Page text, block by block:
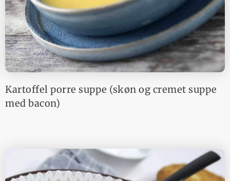
Kartoffel porre suppe (skøn og cremet suppe
med bacon)